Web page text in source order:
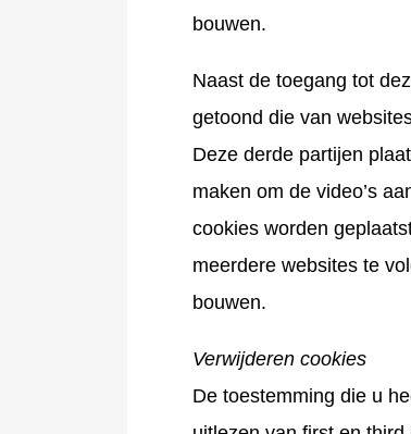
bouwen.
Naast de toegang tot
getoond die van
Deze derde partijen
maken om de video’s
cookies worden
meerdere websites te
bouwen.
Verwijderen cookies
De toestemming die u